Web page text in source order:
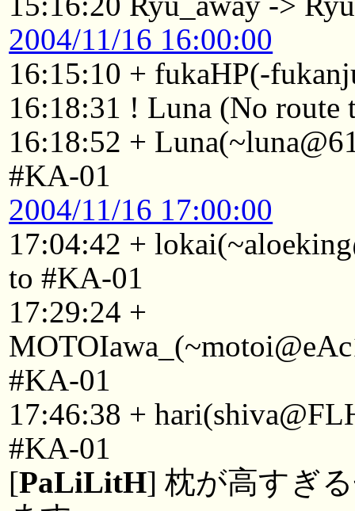
2004/11/16 16:00:00
16:15:10 + fukaHP(-
16:18:31 ! Luna (No route
16:18:52 +
#KA-01
2004/11/16 17:00:00
17:04:42 +
to #KA-01
17:29:24 +
#KA-01
17:46:38 +
#KA-01
[PaLiLitH] 枕が高すぎ